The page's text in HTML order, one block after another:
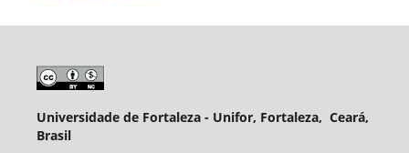
Universidade de Fortaleza - Unifor, Fortaleza, Ceará,
Brasil